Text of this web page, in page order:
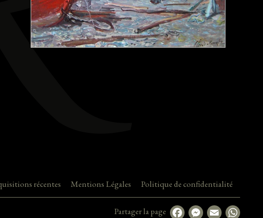
récentes Mentions Légales Politique de confidentialité
Partager la page